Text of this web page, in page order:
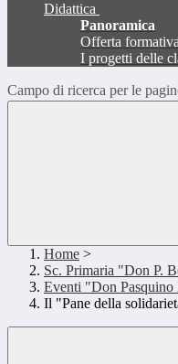
Didattica
Panoramica
Offerta formativa
I progetti delle
Campo di ricerca per le
Home >
Sc. Primaria "Don P.
Eventi "Don
Il "Pane della